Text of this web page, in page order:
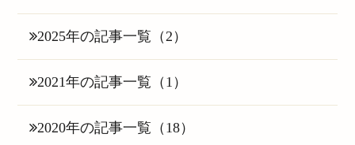
2025年の記事一覧（2）
2021年の記事一覧（1）
2020年の記事一覧（18）